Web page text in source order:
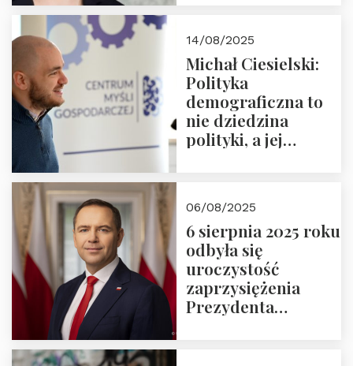
14/08/2025
Michał Ciesielski:
Polityka
demograficzna to
nie dziedzina
polityki, a jej
06/08/2025
6 sierpnia 2025 roku
odbyła się
uroczystość
zaprzysiężenia
Prezydenta